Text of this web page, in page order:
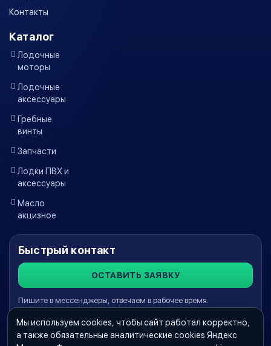
Контакты
Каталог
Лодочные
моторы
Лодочные
аксессуары
Гребные
винты
Запчасти
Лодки ПВХ и
аксессуары
Масло
акцизное
Быстрый контакт
ОСТАВИТЬ ЗАЯВКУ
Пишите в мессенджеры, отвечаем в рабочее время.
WhatsApp Краснодар Telegram
Мы используем cookies, чтобы сайт работал корректно,
а также обязательные аналитические cookies Яндекс